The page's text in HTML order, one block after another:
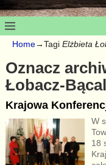
Home→Tagi Elżbieta
Oznacz
Łobacz-Bącal
Krajowa
W
18